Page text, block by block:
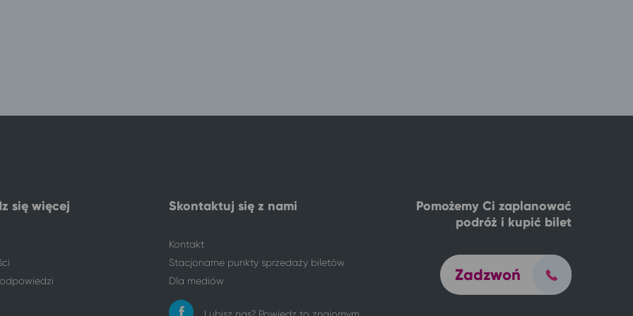
się więcej Skontaktuj się z nami
Kontakt
Stacjonarne punkty sprzedaży biletów
Dla mediów
Lubisz nas? Powiedz to znajomym
Pomożemy Ci zaplanować
podróż i kupić bilet
Zadzwoń